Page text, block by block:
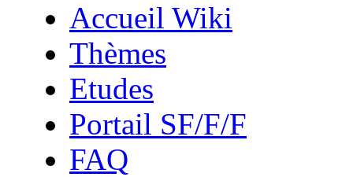
Accueil Wiki
Thèmes
Etudes
Portail SF/F/F
FAQ